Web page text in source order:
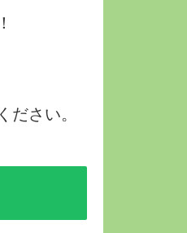
ださい。